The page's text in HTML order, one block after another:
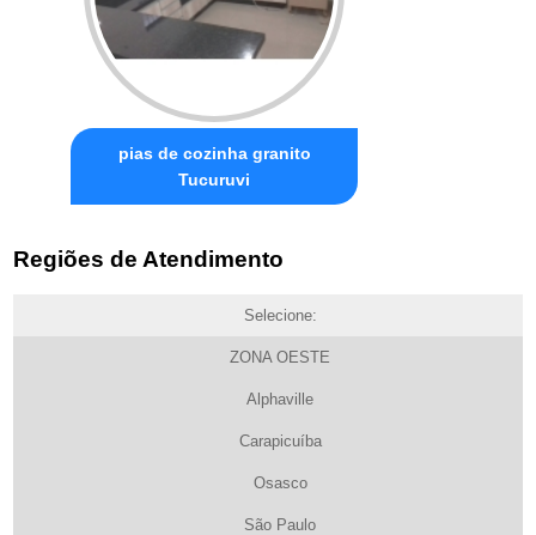
pias de cozinha granito
Tucuruvi
Regiões de Atendimento
Selecione:
ZONA OESTE
Alphaville
Carapicuíba
Osasco
São Paulo